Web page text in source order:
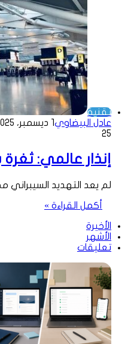
تقنية
عادل البيضاوي1 ديسمبر، 2025
25
إنذار عالمي:
لم يعد التهديد
أكمل القراءة »
الأخيرة
الأشهر
تعليقات